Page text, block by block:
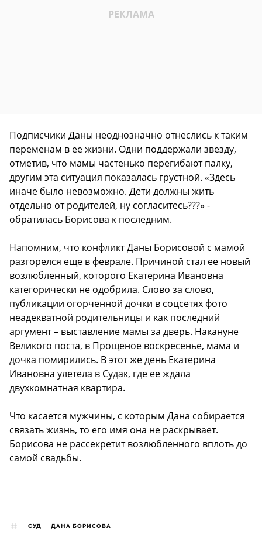
Подписчики Даны неоднозначно отнеслись к таким
переменам в ее жизни. Одни поддержали звезду,
отметив, что мамы частенько перегибают палку,
другим эта ситуация показалась грустной. «Здесь
иначе было невозможно. Дети должны жить
отдельно от родителей, ну согласитесь???» -
обратилась Борисова к последним.
Напомним, что конфликт Даны Борисовой с мамой
разгорелся еще в феврале. Причиной стал ее новый
возлюбленный, которого Екатерина Ивановна
категорически не одобрила. Слово за слово,
публикации огорченной дочки в соцсетях фото
неадекватной родительницы и как последний
аргумент – выставление мамы за дверь. Накануне
Великого поста, в Прощеное воскресенье, мама и
дочка помирились. В этот же день Екатерина
Ивановна улетела в Судак, где ее ждала
двухкомнатная квартира.
Что касается мужчины, с которым Дана собирается
связать жизнь, то его имя она не раскрывает.
Борисова не рассекретит возлюбленного вплоть до
самой свадьбы.
СУД ДАНА БОРИСОВА